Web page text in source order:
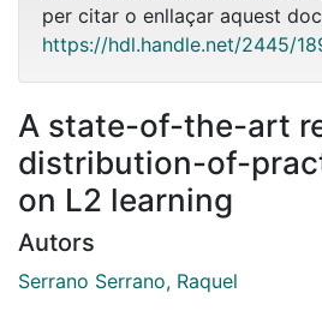
per citar o enllaçar aquest
https://hdl.handle.net/2445/
A state-of-the-art
distribution-of-
on L2 learning
Autors
Serrano Serrano, Raquel